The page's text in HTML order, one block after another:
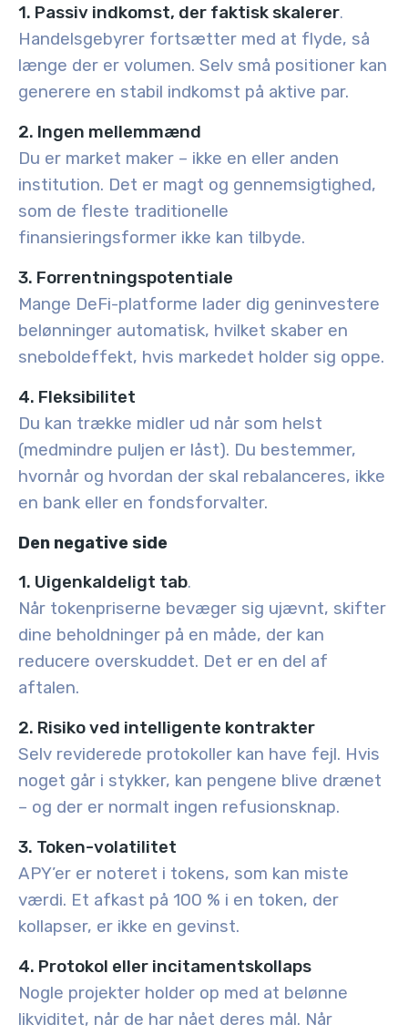
1. Passiv indkomst, der faktisk skalerer.
Handelsgebyrer fortsætter med at flyde, så
længe der er volumen. Selv små positioner kan
generere en stabil indkomst på aktive par.
2. Ingen mellemmænd
Du er market maker – ikke en eller anden
institution. Det er magt og gennemsigtighed,
som de fleste traditionelle
finansieringsformer ikke kan tilbyde.
3. Forrentningspotentiale
Mange DeFi-platforme lader dig geninvestere
belønninger automatisk, hvilket skaber en
sneboldeffekt, hvis markedet holder sig oppe.
4. Fleksibilitet
Du kan trække midler ud når som helst
(medmindre puljen er låst). Du bestemmer,
hvornår og hvordan der skal rebalanceres, ikke
en bank eller en fondsforvalter.
Den negative side
1. Uigenkaldeligt tab.
Når tokenpriserne bevæger sig ujævnt, skifter
dine beholdninger på en måde, der kan
reducere overskuddet. Det er en del af
aftalen.
2. Risiko ved intelligente kontrakter
Selv reviderede protokoller kan have fejl. Hvis
noget går i stykker, kan pengene blive drænet
– og der er normalt ingen refusionsknap.
3. Token-volatilitet
APY’er er noteret i tokens, som kan miste
værdi. Et afkast på 100 % i en token, der
kollapser, er ikke en gevinst.
4. Protokol eller incitamentskollaps
Nogle projekter holder op med at belønne
likviditet, når de har nået deres mål. Når